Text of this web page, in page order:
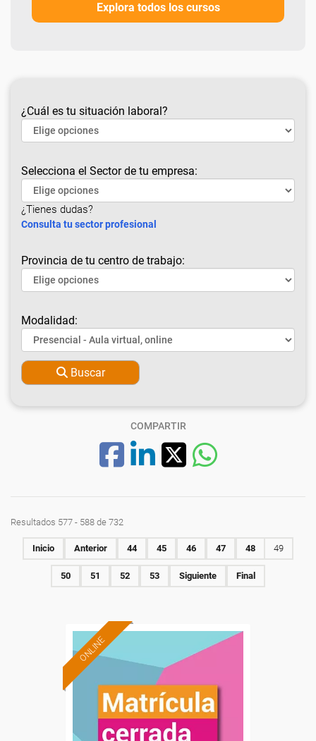
Explora todos los cursos
¿Cuál es tu situación laboral?
Selecciona el Sector de tu empresa:
¿Tienes dudas?
Consulta tu sector profesional
Provincia de tu centro de trabajo:
Modalidad:
Buscar
COMPARTIR
Resultados 577 - 588 de 732
Inicio Anterior 44 45 46 47 48 49
50 51 52 53 Siguiente Final
ONLINE